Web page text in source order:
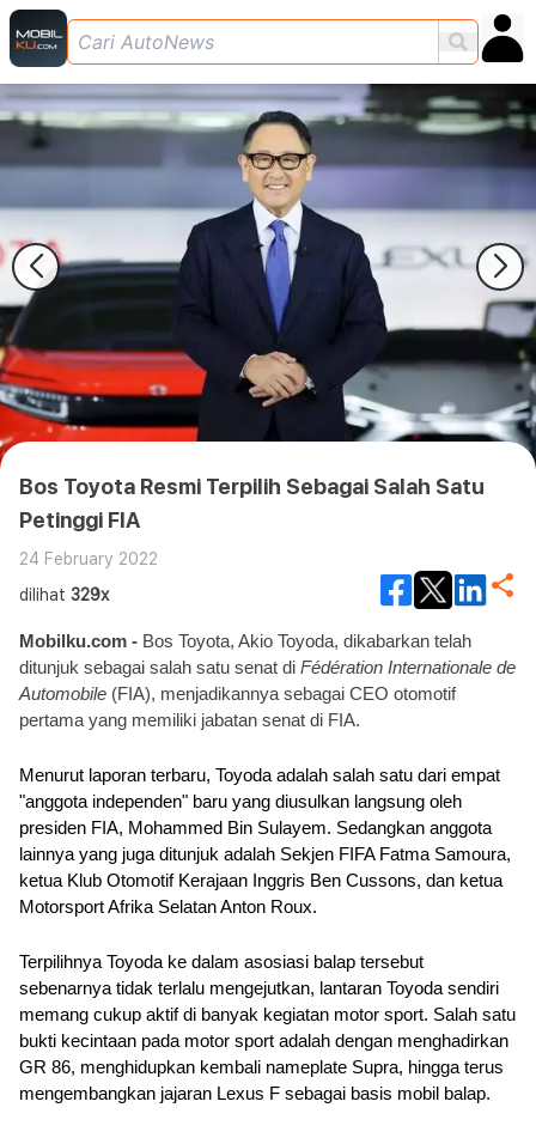
Bos Toyota Resmi Terpilih Sebagai Salah Satu
Petinggi FIA
24 February 2022
dilihat 329x
Mobilku.com - Bos Toyota, Akio Toyoda, dikabarkan telah
ditunjuk sebagai salah satu senat di Fédération Internationale de
Automobile (FIA), menjadikannya sebagai CEO otomotif
pertama yang memiliki jabatan senat di FIA.
Menurut laporan terbaru, Toyoda adalah salah satu dari empat
"anggota independen" baru yang diusulkan langsung oleh
presiden FIA, Mohammed Bin Sulayem. Sedangkan anggota
lainnya yang juga ditunjuk adalah Sekjen FIFA Fatma Samoura,
ketua Klub Otomotif Kerajaan Inggris Ben Cussons, dan ketua
Motorsport Afrika Selatan Anton Roux.
Terpilihnya Toyoda ke dalam asosiasi balap tersebut
sebenarnya tidak terlalu mengejutkan, lantaran Toyoda sendiri
memang cukup aktif di banyak kegiatan motor sport. Salah satu
bukti kecintaan pada motor sport adalah dengan menghadirkan
GR 86, menghidupkan kembali nameplate Supra, hingga terus
mengembangkan jajaran Lexus F sebagai basis mobil balap.